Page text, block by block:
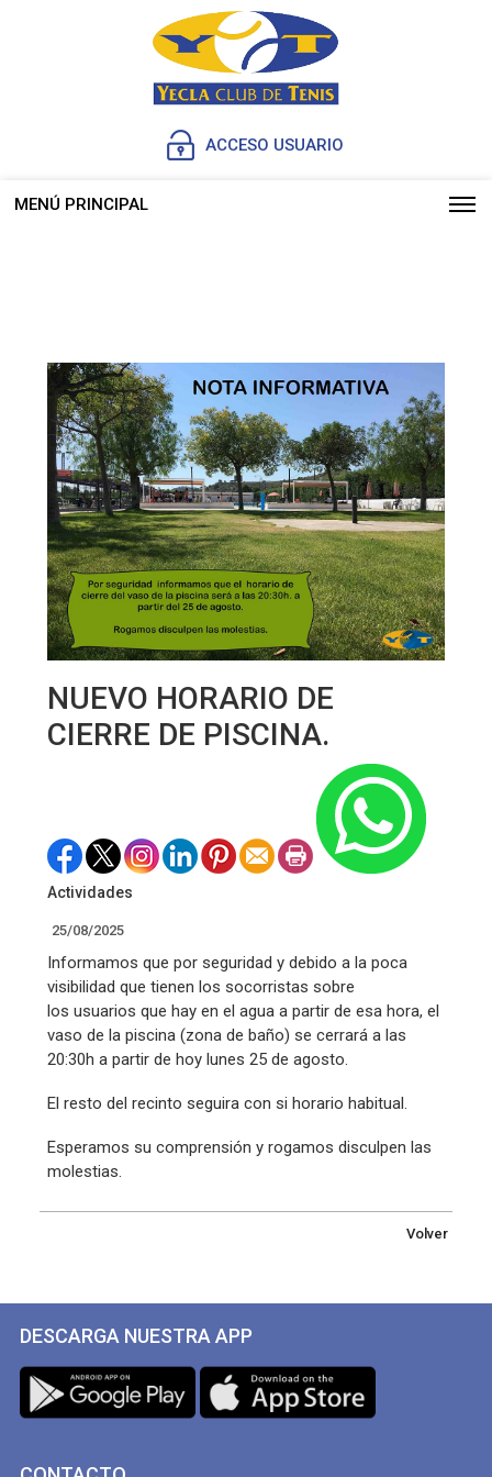
ACCESO USUARIO
MENÚ PRINCIPAL
NUEVO HORARIO DE
CIERRE DE PISCINA.
Actividades
25/08/2025
Informamos que por seguridad y debido a la poca
visibilidad que tienen los socorristas sobre
los usuarios que hay en el agua a partir de esa hora, el
vaso de la piscina (zona de baño) se cerrará a las
20:30h a partir de hoy lunes 25 de agosto.
El resto del recinto seguira con si horario habitual.
Esperamos su comprensión y rogamos disculpen las
molestias.
Volver
DESCARGA NUESTRA APP